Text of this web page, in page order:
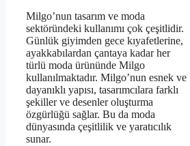
Milgo’nun tasarım ve moda
sektöründeki kullanımı çok çeşitlidir.
Günlük giyimden gece kıyafetlerine,
ayakkabılardan çantaya kadar her
türlü moda ürününde Milgo
kullanılmaktadır. Milgo’nun esnek ve
dayanıklı yapısı, tasarımcılara farklı
şekiller ve desenler oluşturma
özgürlüğü sağlar. Bu da moda
dünyasında çeşitlilik ve yaratıcılık
sunar.